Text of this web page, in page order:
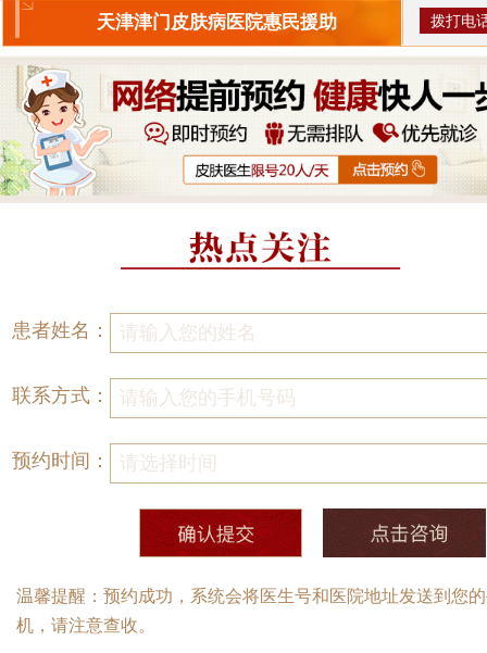
天津津门皮肤病医院惠民援助 拨打电
患者姓名：
联系方式：
预约时间：
温馨提醒：预约成功，系统会将医生号和医院地址发送到您
机，请注意查收。